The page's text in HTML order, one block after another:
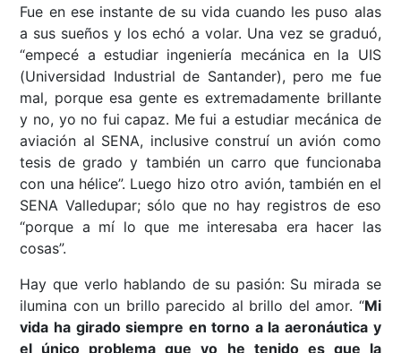
Fue en ese instante de su vida cuando les puso alas
a sus sueños y los echó a volar. Una vez se graduó,
“empecé a estudiar ingeniería mecánica en la UIS
(Universidad Industrial de Santander), pero me fue
mal, porque esa gente es extremadamente brillante
y no, yo no fui capaz. Me fui a estudiar mecánica de
aviación al SENA, inclusive construí un avión como
tesis de grado y también un carro que funcionaba
con una hélice”. Luego hizo otro avión, también en el
SENA Valledupar; sólo que no hay registros de eso
“porque a mí lo que me interesaba era hacer las
cosas”.
Hay que verlo hablando de su pasión: Su mirada se
ilumina con un brillo parecido al brillo del amor. “Mi
vida ha girado siempre en torno a la aeronáutica y
el único problema que yo he tenido es que la